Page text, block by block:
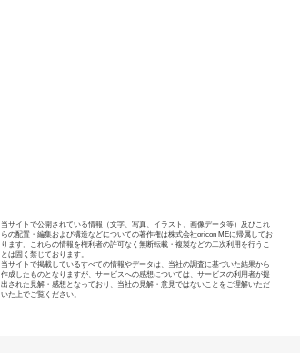
当サイトで公開されている情報（文字、写真、イラスト、画像データ等）及びこれ
らの配置・編集および構造などについての著作権は株式会社oricon MEに帰属してお
ります。これらの情報を権利者の許可なく無断転載・複製などの二次利用を行うこ
とは固く禁じております。
当サイトで掲載しているすべての情報やデータは、当社の調査に基づいた結果から
作成したものとなりますが、サービスへの感想については、サービスの利用者が提
出された見解・感想となっており、当社の見解・意見ではないことをご理解いただ
いた上でご覧ください。